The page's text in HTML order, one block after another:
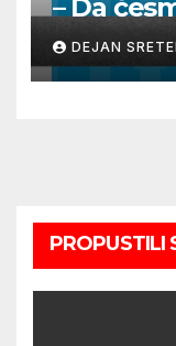
– Da
DEJAN
PROPUSTILI